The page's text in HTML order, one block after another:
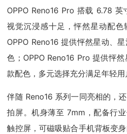
OPPO Reno16 Pro 搭载 6.78
视觉沉浸感十足，怦然星动配色
OPPO Reno16 提供怦然星动、
色；OPPO Reno16 Pro 提供怦
款配色，多元选择充分满足年轻用
伴随 Reno16 系列一同亮相的，
拍屏。机身薄至 7mm，配备行
触控屏，可磁吸贴合手机背板变